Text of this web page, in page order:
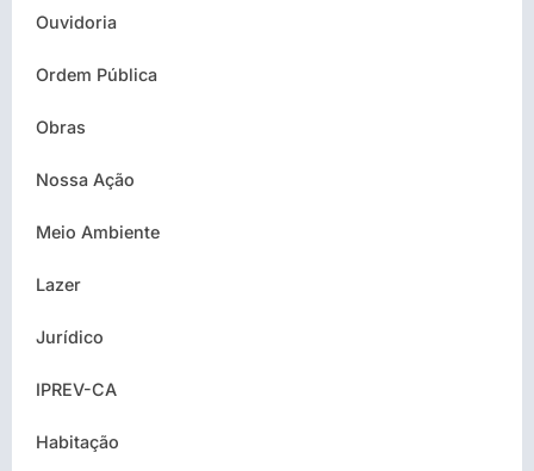
Ouvidoria
Ordem Pública
Obras
Nossa Ação
Meio Ambiente
Lazer
Jurídico
IPREV-CA
Habitação